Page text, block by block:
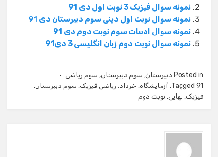
نمونه سوال فیزیک 3 نوبت اول دی 91
نمونه سوال نوبت اول دینی سوم دبیرستان دی 91
نمونه سوال ادبیات سوم نوبت دوم دی 91
نمونه سوال نوبت دوم زبان انگلیسی 3 دی91
Posted in دبیرستان, سوم دبیرستان, سوم ریاضی
Tagged 91
, آزمایشگاه, خرداد, ریاضی فیزیک, سوم دبیرستان,
فیزیک, نهایی, نوبت دوم